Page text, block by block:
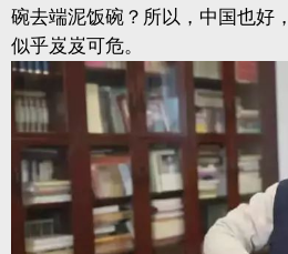
碗去端泥饭碗？所以，中国也好
似乎岌岌可危。